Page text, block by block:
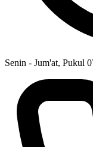
Senin - Jum'at, Pukul